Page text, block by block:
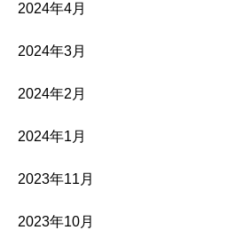
2024年4月
2024年3月
2024年2月
2024年1月
2023年11月
2023年10月